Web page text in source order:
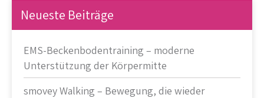
Neueste Beiträge
EMS-Beckenbodentraining – moderne
Unterstützung der Körpermitte
smovey Walking – Bewegung, die wieder